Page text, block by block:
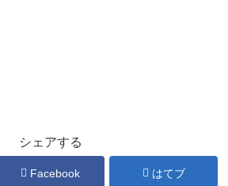
シェアする
Facebook はてブ